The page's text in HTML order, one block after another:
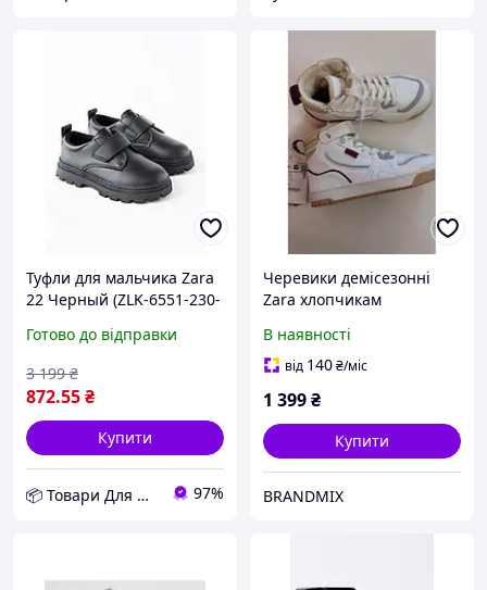
Туфли для мальчика Zara
22 Черный (ZLK-6551-230-
Готово до відправки
872.55₴
3 199 ₴
Купити
📦 Товари Для Дому 97%
Черевики демісезонні
Zara хлопчикам
В наявності
від 140₴/міс
1 399₴
Купити
BRANDMIX